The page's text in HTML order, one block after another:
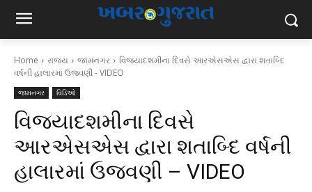
Home રાજ્ય જામનગર
વિજયાદશમીના દિવસે આરએસએસ દ્વારા શતાબ્દિ
વર્ષની હાલારમાં ઉજવણી - VIDEO
જામનગર વિડિઓ
વિજયાદશમીના દિવસે
આરએસએસ દ્વારા શતાબ્દિ વર્ષની
હાલારમાં ઉજવણી – VIDEO